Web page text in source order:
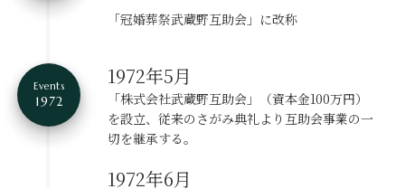
「冠婚葬祭武蔵野互助会」に改称
Events
1972
1972年5月
「株式会社武蔵野互助会」（資本金100万円）
を設立、従来のさがみ典礼より互助会事業の一
切を継承する。
1972年6月